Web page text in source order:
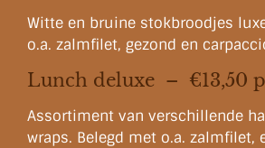
Witte en bruine stokbroodjes
o.a. zalmfilet, gezond en
Lunch deluxe – €13,50
Assortiment van verschillende
wraps. Belegd met o.a. zalmfilet,